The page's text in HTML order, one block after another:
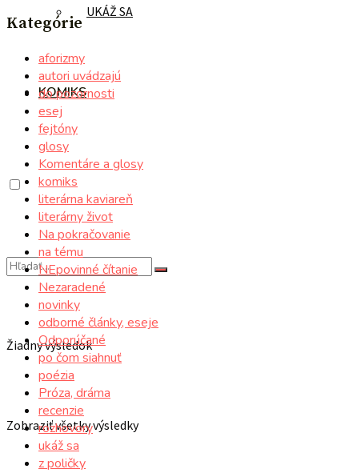
UKÁŽ SA
KOMIKS
Žiadny výsledok
Zobraziť všetky výsledky
Kategórie
aforizmy
autori uvádzajú
do pozornosti
esej
fejtóny
glosy
Komentáre a glosy
komiks
literárna kaviareň
literárny život
Na pokračovanie
na tému
NEpovinné čítanie
Nezaradené
novinky
odborné články, eseje
Odporúčané
po čom siahnuť
poézia
Próza, dráma
recenzie
rozhovory
ukáž sa
z poličky